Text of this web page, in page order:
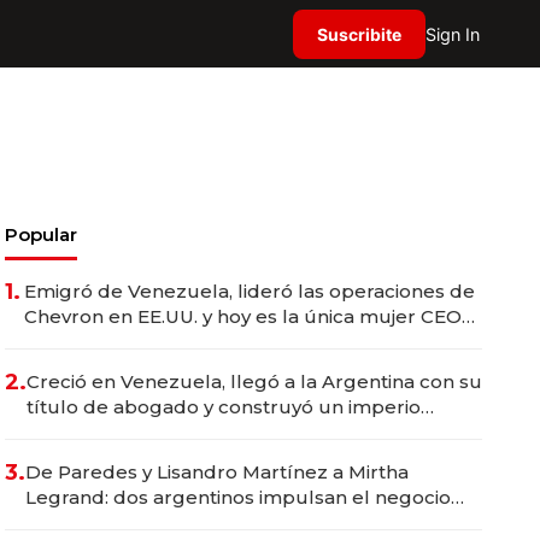
Suscribite Sign In
Popular
1. Emigró de Venezuela, lideró las operaciones de
Chevron en EE.UU. y hoy es la única mujer CEO
2.Creció en Venezuela, llegó a la Argentina con su
título de abogado y construyó un imperio
3.De Paredes y Lisandro Martínez a Mirtha
Legrand: dos argentinos impulsan el negocio